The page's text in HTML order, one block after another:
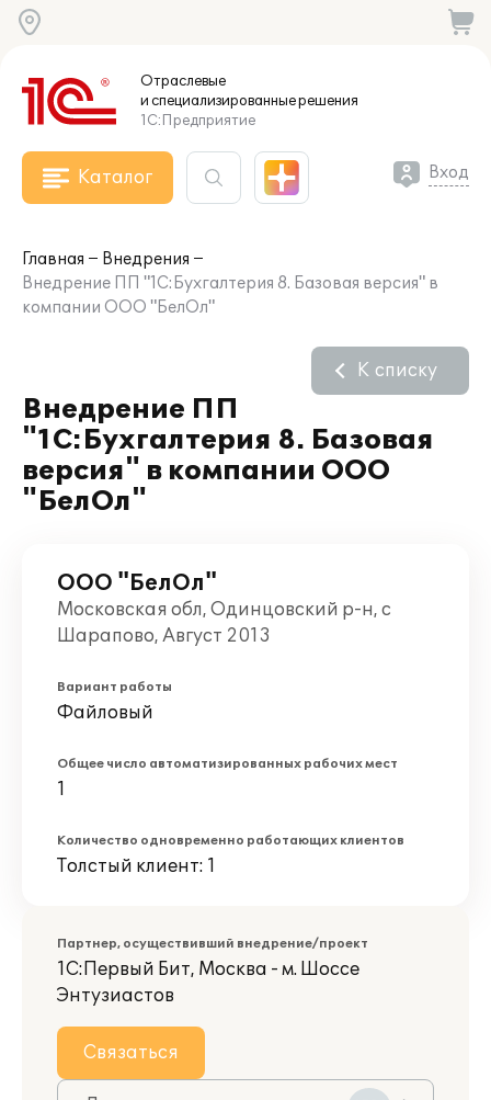
Отраслевые
и специализированныерешения
1С:Предприятие
Каталог Вход
Главная
Внедрения
Внедрение ПП "1С:Бухгалтерия 8. Базовая версия" в
компании ООО "БелОл"
Внедрение ПП
"1С:Бухгалтерия 8. Базовая
версия" в компании ООО
"БелОл"
К списку
ООО "БелОл"
Московская обл, Одинцовский р-н, с
Шарапово, Август 2013
Вариант работы
Файловый
Общее число автоматизированных рабочих мест
1
Количество одновременно работающих клиентов
Толстый клиент: 1
Партнер, осуществивший внедрение/проект
1С:Первый Бит, Москва - м. Шоссе
Энтузиастов
Связаться